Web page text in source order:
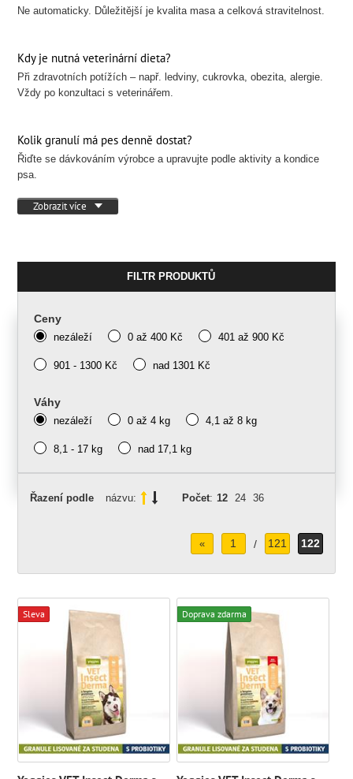
Ne automaticky. Důležitější je kvalita masa a celková stravitelnost.
Kdy je nutná veterinární dieta?
Při zdravotních potížích – např. ledviny, cukrovka, obezita, alergie.
Vždy po konzultaci s veterinářem.
Kolik granulí má pes denně dostat?
Řiďte se dávkováním výrobce a upravujte podle aktivity a kondice
psa.
Zobrazit více
FILTR PRODUKTŮ
Ceny
nezáleží 0 až 400 Kč 401 až 900 Kč
901 - 1300 Kč nad 1301 Kč
Váhy
nezáleží 0 až 4 kg 4,1 až 8 kg
8,1 - 17 kg nad 17,1 kg
Řazení podle názvu: Počet: 12 24 36
« 1 / 121 122
Sleva Doprava zdarma